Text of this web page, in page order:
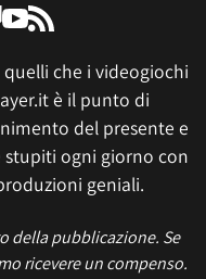
che i videogiochi
è il punto di
del presente e
stupiti ogni giorno con
geniali.
della pubblicazione. Se
ricevere un compenso.